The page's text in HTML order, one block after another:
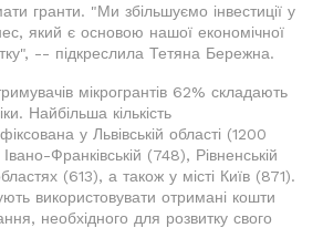
гранти. "Ми збільшуємо інвестиції у
який є основою нашої економічної
-- підкреслила Тетяна Бережна.
мікрогрантів 62% складають
Найбільша кількість
у Львівській області (1200
Франківській (748), Рівненській
(613), а також у місті Київ (871).
використовувати отримані кошти
необхідного для розвитку свого